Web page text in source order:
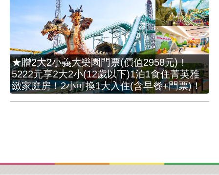
★贈2大2小義大樂園門票(價值2958元)！
5222元享2大2小(12歲以下)1泊1食住菁英雅
緻家庭房！2小可換1大入住(含早餐+門票)！